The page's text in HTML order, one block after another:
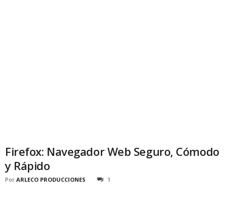
Firefox: Navegador Web Seguro, Cómodo
y Rápido
Por ARLECO PRODUCCIONES 1